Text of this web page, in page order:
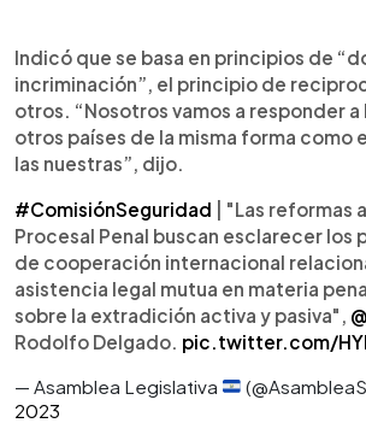
Indicó que se basa en principios de
incriminación”, el principio de
otros. “Nosotros vamos a responder
otros países de la misma forma como
las nuestras”, dijo.
#ComisiónSeguridad | "Las reformas
Procesal Penal buscan esclarecer los
de cooperación internacional
asistencia legal mutua en materia
sobre la extradición activa y pasiva",
Rodolfo Delgado. pic.twitter.com/
— Asamblea Legislativa
2023